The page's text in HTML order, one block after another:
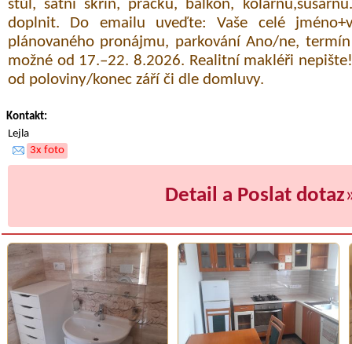
stůl, šatní skříň, pračku, balkon,
doplnit. Do emailu uveďte: Vaše celé
plánovaného pronájmu, parkování Ano/ne,
možné od 17.–22. 8.2026. Realitní makléři
od poloviny/konec září či dle domluvy.
Kontakt:
Lejla
3x foto
Detail a Poslat dotaz